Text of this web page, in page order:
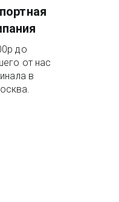
до
от нас
в